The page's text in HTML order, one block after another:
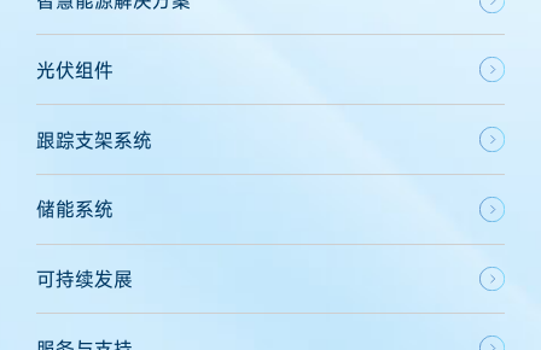
光伏组件
跟踪支架系统
储能系统
可持续发展